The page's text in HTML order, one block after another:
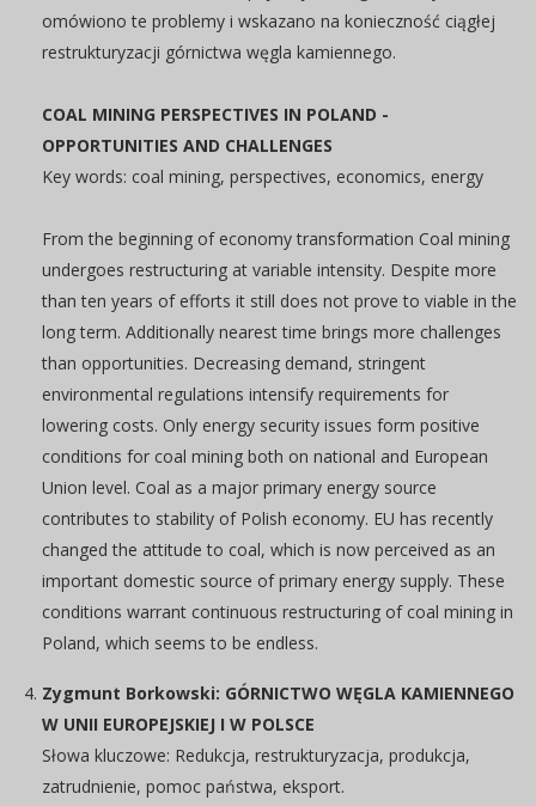
omówiono te problemy i wskazano na konieczność ciągłej
restrukturyzacji górnictwa węgla kamiennego.
COAL MINING PERSPECTIVES IN POLAND -
OPPORTUNITIES AND CHALLENGES
Key words: coal mining, perspectives, economics, energy
From the beginning of economy transformation Coal mining
undergoes restructuring at variable intensity. Despite more
than ten years of efforts it still does not prove to viable in the
long term. Additionally nearest time brings more challenges
than opportunities. Decreasing demand, stringent
environmental regulations intensify requirements for
lowering costs. Only energy security issues form positive
conditions for coal mining both on national and European
Union level. Coal as a major primary energy source
contributes to stability of Polish economy. EU has recently
changed the attitude to coal, which is now perceived as an
important domestic source of primary energy supply. These
conditions warrant continuous restructuring of coal mining in
Poland, which seems to be endless.
Zygmunt Borkowski: GÓRNICTWO WĘGLA KAMIENNEGO
W UNII EUROPEJSKIEJ I W POLSCE
Słowa kluczowe: Redukcja, restrukturyzacja, produkcja,
zatrudnienie, pomoc państwa, eksport.